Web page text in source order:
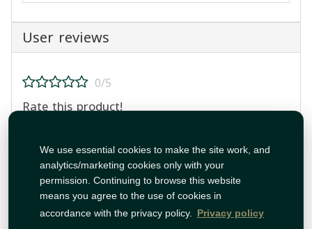
We use essential cookies to make the site work, and
analytics/marketing cookies only with your
permission. Continuing to browse this website
means you agree to the use of cookies in
accordance with the privacy policy. Privacy policy
User reviews
0/5
Rate this product!
Post Review